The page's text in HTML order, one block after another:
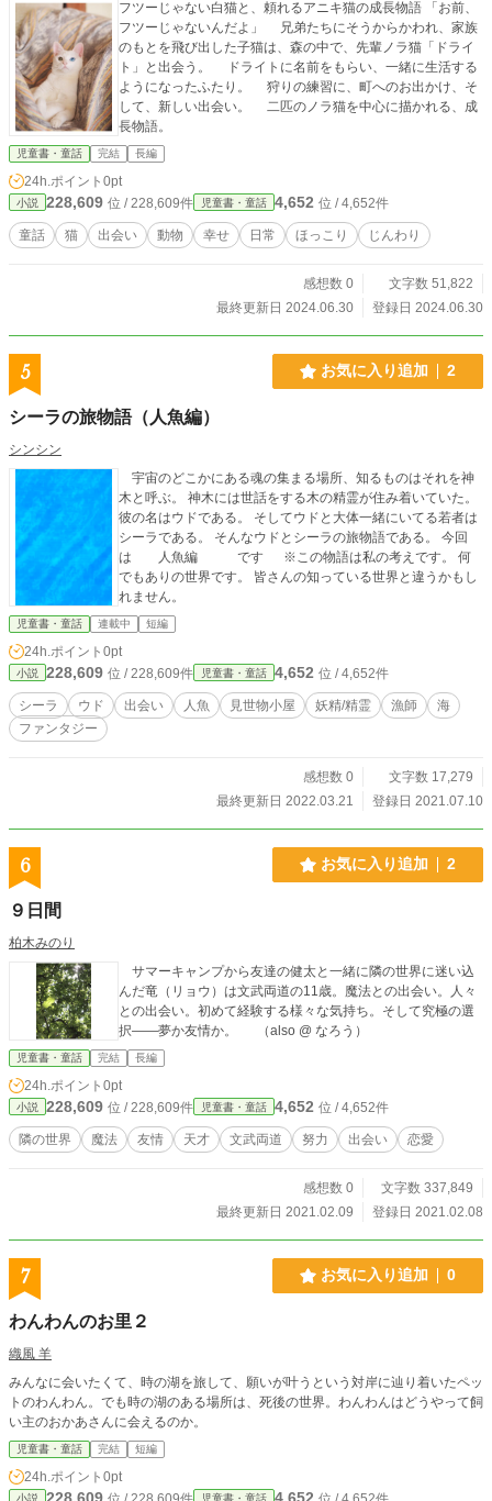
フツーじゃない白猫と、頼れるアニキ猫の成長物語 「お前、
フツーじゃないんだよ」 兄弟たちにそうからかわれ、家族
のもとを飛び出した子猫は、森の中で、先輩ノラ猫「ドライ
ト」と出会う。 ドライトに名前をもらい、一緒に生活する
ようになったふたり。 狩りの練習に、町へのお出かけ、そ
して、新しい出会い。 二匹のノラ猫を中心に描かれる、成
長物語。
児童書・童話 完結 長編
24h.ポイント 0pt
小説 228,609 位 / 228,609件 児童書・童話 4,652 位 / 4,652件
童話 猫 出会い 動物 幸せ 日常 ほっこり じんわり
感想数 0
文字数 51,822
最終更新日 2024.06.30
登録日 2024.06.30
5 お気に入り追加 2
シーラの旅物語（人魚編）
シンシン
宇宙のどこかにある魂の集まる場所、知るものはそれを神
木と呼ぶ。 神木には世話をする木の精霊が住み着いていた。
彼の名はウドである。 そしてウドと大体一緒にいてる若者は
シーラである。 そんなウドとシーラの旅物語である。 今回
は 人魚編 です ※この物語は私の考えです。 何
でもありの世界です。 皆さんの知っている世界と違うかもし
れません。
児童書・童話 連載中 短編
24h.ポイント 0pt
小説 228,609 位 / 228,609件 児童書・童話 4,652 位 / 4,652件
シーラ ウド 出会い 人魚 見世物小屋 妖精/精霊 漁師
海
ファンタジー
感想数 0
文字数 17,279
最終更新日 2022.03.21
登録日 2021.07.10
6 お気に入り追加 2
９日間
柏木みのり
サマーキャンプから友達の健太と一緒に隣の世界に迷い込
んだ竜（リョウ）は文武両道の11歳。魔法との出会い。人々
との出会い。初めて経験する様々な気持ち。そして究極の選
択——夢か友情か。 （also @ なろう）
児童書・童話 完結 長編
24h.ポイント 0pt
小説 228,609 位 / 228,609件 児童書・童話 4,652 位 / 4,652件
隣の世界 魔法 友情 天才 文武両道 努力 出会い 恋愛
感想数 0
文字数 337,849
最終更新日 2021.02.09
登録日 2021.02.08
7 お気に入り追加 0
わんわんのお里２
織風 羊
みんなに会いたくて、時の湖を旅して、願いが叶うという対岸に辿り着いたペッ
トのわんわん。でも時の湖のある場所は、死後の世界。わんわんはどうやって飼
い主のおかあさんに会えるのか。
児童書・童話 完結 短編
24h.ポイント 0pt
小説 児童書・童話